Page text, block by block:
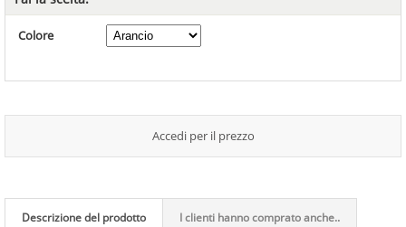
Colore
Accedi per il prezzo
Descrizione del prodotto I clienti hanno comprato anche..